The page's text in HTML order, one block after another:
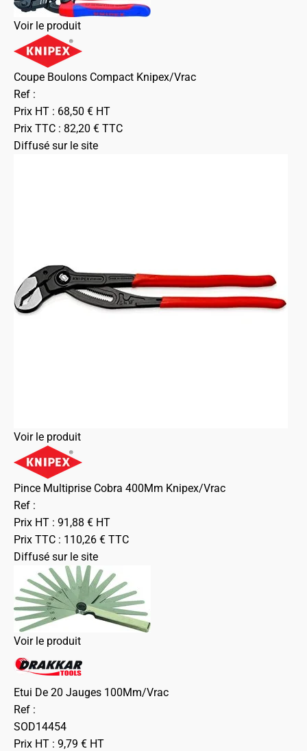
Voir le produit
Coupe Boulons Compact Knipex/Vrac
Ref :
Prix HT : 68,50 € HT
Prix TTC : 82,20 € TTC
Diffusé sur le site
Voir le produit
Pince Multiprise Cobra 400Mm Knipex/Vrac
Ref :
Prix HT : 91,88 € HT
Prix TTC : 110,26 € TTC
Diffusé sur le site
Voir le produit
Etui De 20 Jauges 100Mm/Vrac
Ref :
SOD14454
Prix HT : 9,79 € HT